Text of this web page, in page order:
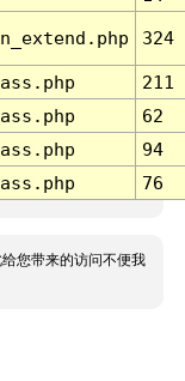
324
211
62
94
76
您带来的访问不便我